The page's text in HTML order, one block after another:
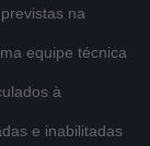
na
equipe técnica
à
e inabilitadas